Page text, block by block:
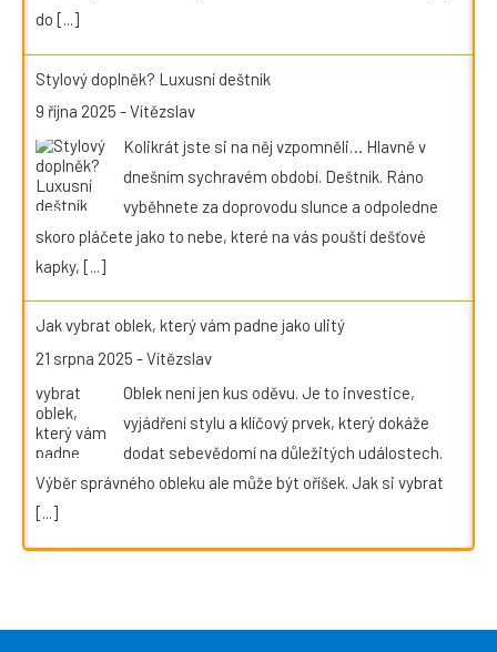
do [...]
Stylový doplněk? Luxusní deštník
9 října 2025 -Vítězslav
Kolikrát jste si na něj vzpomněli… Hlavně v
dnešním sychravém období. Deštník. Ráno
vyběhnete za doprovodu slunce a odpoledne
skoro pláčete jako to nebe, které na vás pouští dešťové
kapky, [...]
Jak vybrat oblek, který vám padne jako ulitý
21 srpna 2025 -Vítězslav
Oblek není jen kus oděvu. Je to investice,
vyjádření stylu a klíčový prvek, který dokáže
dodat sebevědomí na důležitých událostech.
Výběr správného obleku ale může být oříšek. Jak si vybrat
[...]